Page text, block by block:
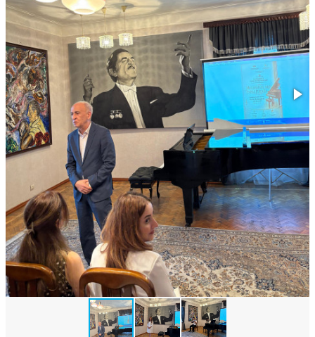
Siyasi
Geosiyasi
İqtisadi
Sosioloji
Araşdırma
Multimedia
Foto
Video
İnfoqrafika
Podcast
Humanitar
Elm və təhsil
Mədəniyyət
Diaspor
Yüksəliş hekayəsi
Mədəniyyətimizin Zəfəri
Zəfər Diasporu